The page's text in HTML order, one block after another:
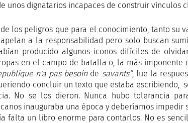
unos dignatarios incapaces de construir vínculos
los peligros que para el conocimiento, tanto su
a la responsabilidad pero solo buscan
producido algunos iconos difíciles de
en el campo de batalla o, la más imponente
n'a pas besoinde savants”, fue la
concluir un texto que estaba escribiendo,
No se los dieron. Nunca hubo tolerancia
inauguraba una época y deberíamos impedir
falta un libro enorme para contarlos. No es